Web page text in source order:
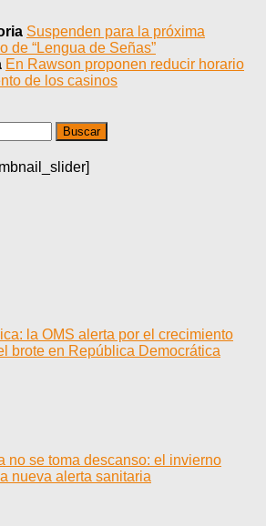
Suspenden para la próxima
de “Lengua de Señas”
En Rawson proponen reducir horario
de los casinos
la OMS alerta por el crecimiento
brote en República Democrática
no se toma descanso: el invierno
nueva alerta sanitaria